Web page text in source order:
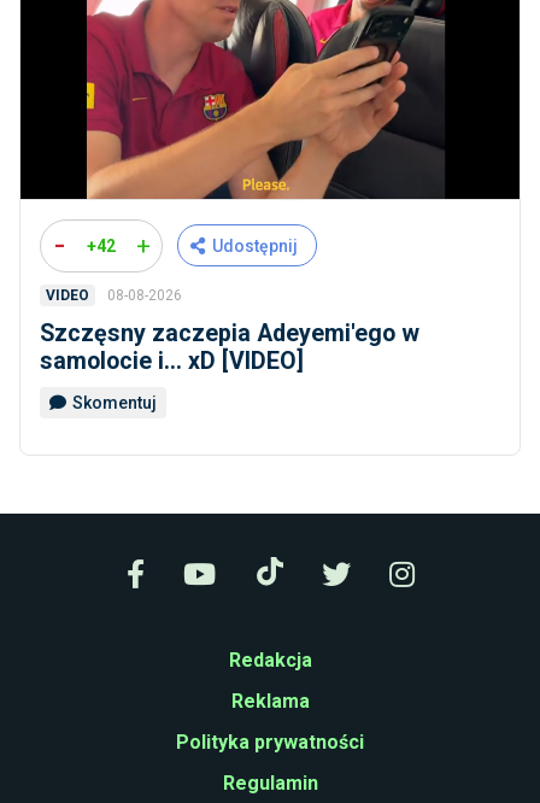
- +42 + Udostępnij
VIDEO 08-08-2026
Szczęsny zaczepia Adeyemi'ego w
samolocie i... xD [VIDEO]
Skomentuj
Redakcja
Reklama
Polityka prywatności
Regulamin